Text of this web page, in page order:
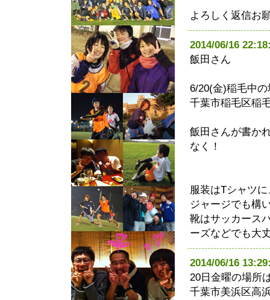
よろしく返信お
2014/06/16
飯田さん
6/20(金)稲毛中の
千葉市稲毛区稲
飯田さんが書か
なく！
服装はTシャツ
ジャージでも構
靴はサッカース
ーズなどでも大
2014/06/16
20日金曜の場所
千葉市美浜区高